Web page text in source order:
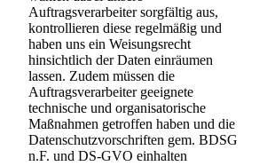
Auftragsverarbeiter sorgfältig aus,
kontrollieren diese regelmäßig und
haben uns ein Weisungsrecht
hinsichtlich der Daten einräumen
lassen. Zudem müssen die
Auftragsverarbeiter geeignete
technische und organisatorische
Maßnahmen getroffen haben und die
Datenschutzvorschriften gem. BDSG
n.F. und DS-GVO einhalten